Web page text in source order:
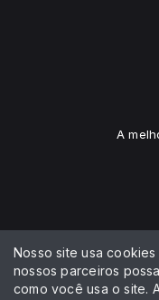
A
Nosso site usa
nossos parceiros
como você usa o site.